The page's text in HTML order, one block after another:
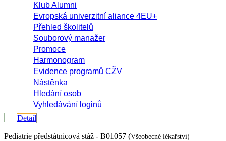
Klub Alumni
Evropská univerzitní aliance 4EU+
Přehled školitelů
Souborový manažer
Promoce
Harmonogram
Evidence programů CŽV
Nástěnka
Hledání osob
Vyhledávání loginů
Detail
Pediatrie předstátnicová stáž - B01057 (Všeobecné lékařství)